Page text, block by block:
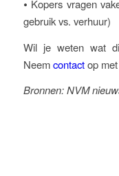
⦁ Kopers vragen
gebruik vs. verhuur)
Wil je weten wat
Neemcontactop met
Bronnen: NVM